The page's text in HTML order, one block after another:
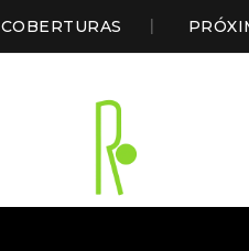
COBERTURAS